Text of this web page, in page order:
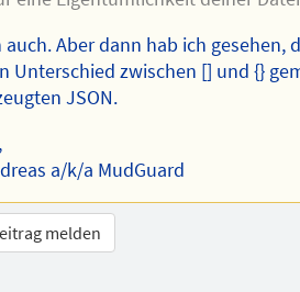
auch. Aber dann hab ich gesehen,
Unterschied zwischen [] und {}
JSON.
a/k/a MudGuard
melden